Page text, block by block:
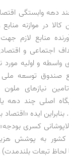
چند دهه وابستگی
کالا در موازنه
منابع لازم
اجتماعی و
واسطه و اولیه
صندوق توسعه
نیازهای
اصلی چند دهه
ایده «اقتصاد
کسری
کشور به پوشش
لحاظ تبعات